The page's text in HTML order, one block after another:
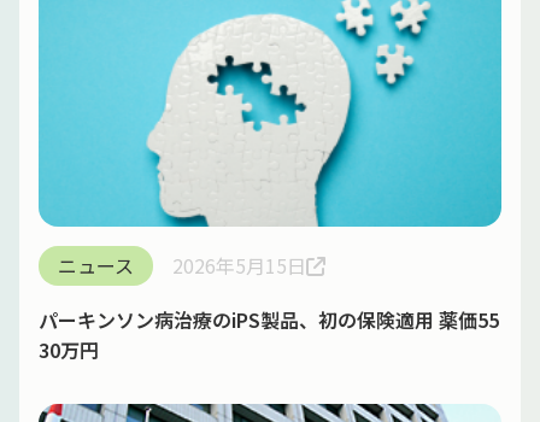
ニュース
2026年5月15日
パーキンソン病治療のiPS製品、初の保険適用 薬価55
30万円